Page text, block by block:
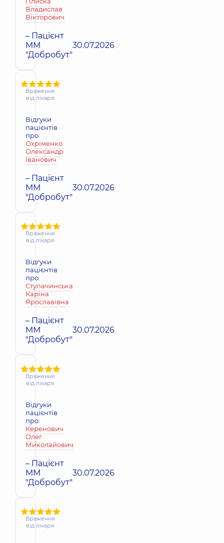
Владислав
Вікторович
– Пацієнт
ММ
"Добробут"
30.07.2026
Враження
від лікаря
Відгуки
пацієнтів
про:
Охріменко
Олександр
Іванович
– Пацієнт
ММ
"Добробут"
30.07.2026
Враження
від лікаря
Відгуки
пацієнтів
про:
Ступачинська
Каріна
Ярославівна
– Пацієнт
ММ
"Добробут"
30.07.2026
Враження
від лікаря
Відгуки
пацієнтів
про:
Керенович
Олег
Миколайович
– Пацієнт
ММ
"Добробут"
30.07.2026
Враження
від лікаря